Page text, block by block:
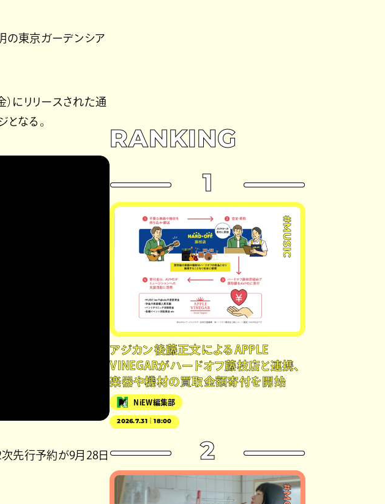
の東京ガーデンシア
）にリリースされた通
となる。
次先行予約が9月28日
RANKING
1
#MUSIC
アジカン後藤正文によるAPPLE
VINEGARがハードオフ藤枝店と連携、
楽器や機材の買取金額寄付を開始
NiEW編集部
2026.7.31｜18:00
2